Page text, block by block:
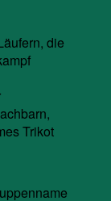
die
Trikot